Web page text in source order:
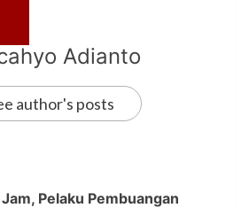
Adianto
author's posts
Pelaku Pembuangan